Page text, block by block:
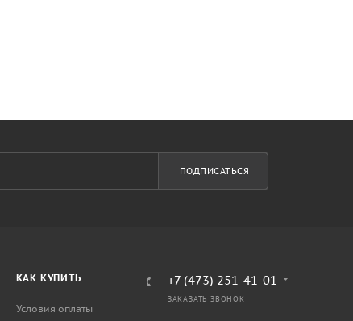
ПОДПИСАТЬСЯ
КАК КУПИТЬ
Условия оплаты
+7 (473) 251-41-01
ЗАКАЗАТЬ ЗВОНОК